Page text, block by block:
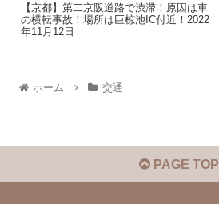
【京都】第二京阪道路で渋滞！原因は車
の横転事故！場所は巨椋池IC付近！2022
年11月12日
ホーム 交通
PAGE TOP